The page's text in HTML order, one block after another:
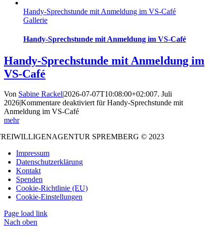
Handy-Sprechstunde mit Anmeldung im VS-Café
Gallerie
Handy-Sprechstunde mit Anmeldung im VS-Café
Handy-Sprechstunde mit Anmeldung im
VS-Café
Von Sabine Rackel|2026-07-07T10:08:00+02:007. Juli
2026|Kommentare deaktiviertfür Handy-Sprechstunde mit
Anmeldung im VS-Café
mehr
SPREMBERG © 2023
Impressum
Datenschutzerklärung
Kontakt
Spenden
Cookie-Richtlinie (EU)
Cookie-Einstellungen
Page load link
Nach oben